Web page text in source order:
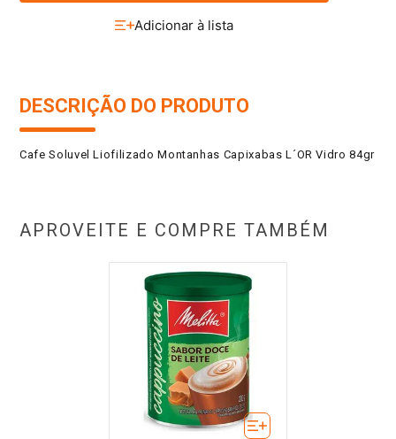
DESCRIÇÃO DO PRODUTO
Cafe Soluvel Liofilizado Montanhas Capixabas L´OR Vidro 84gr
APROVEITE E COMPRE TAMBÉM